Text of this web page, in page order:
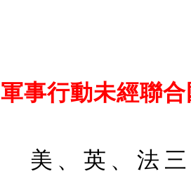
軍事行動未經聯
美、英、法